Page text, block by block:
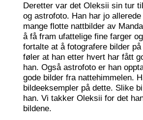
Deretter var det Oleksii sin tur
og astrofoto. Han har jo
mange flotte nattbilder av
å få fram ufattelige fine farger
fortalte at å fotografere bilder
føler at han etter hvert har fått
han. Også astrofoto er han
gode bilder fra nattehimmelen.
bildeeksempler på dette. Slike
han. Vi takker Oleksii for det
bildene.